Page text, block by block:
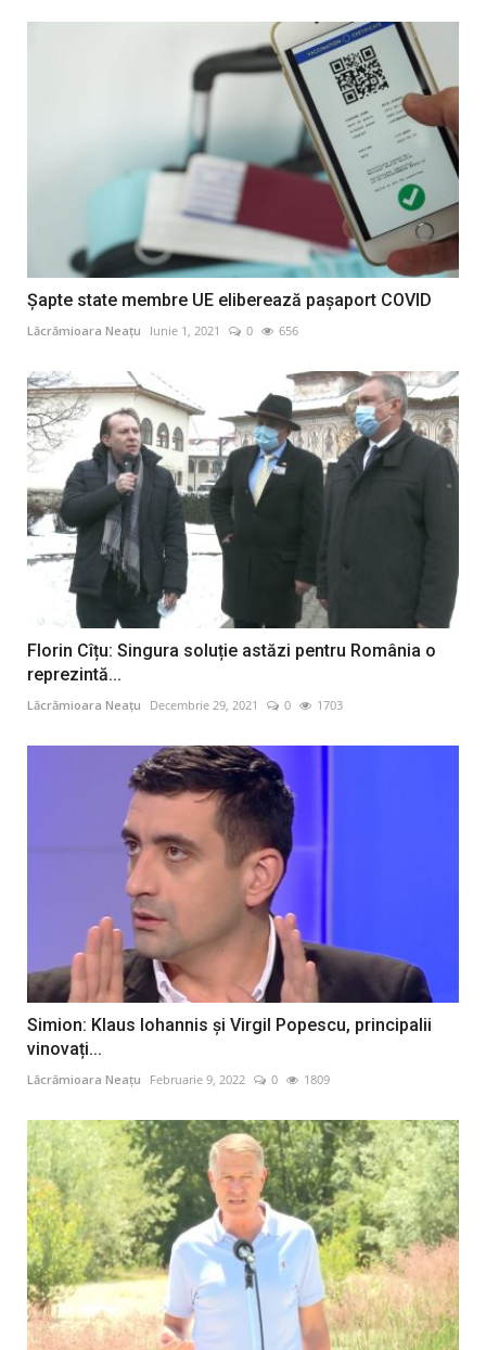
Șapte state membre UE eliberează pașaport COVID
Lăcrămioara Neațu Iunie 1, 2021 0 656
Florin Cîțu: Singura soluție astăzi pentru România o
reprezintă...
Lăcrămioara Neațu Decembrie 29, 2021 0 1703
Simion: Klaus Iohannis și Virgil Popescu, principalii
vinovați...
Lăcrămioara Neațu Februarie 9, 2022 0 1809